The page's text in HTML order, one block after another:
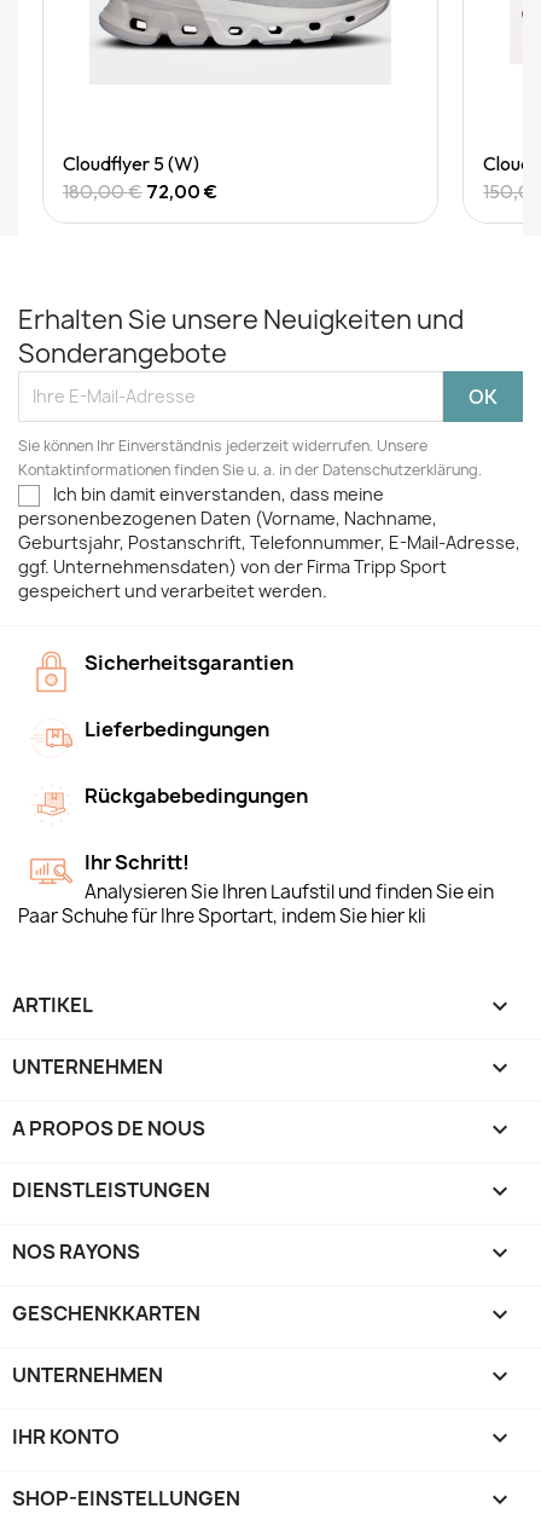
Quick View
Cloudflyer 5 (W)
180,00 € 72,00 €
Erhalten Sie unsere Neuigkeiten und
Sonderangebote
Sie können Ihr Einverständnis jederzeit widerrufen. Unsere
Kontaktinformationen finden Sie u. a. in der Datenschutzerklärung.
Ich bin damit einverstanden, dass meine
personenbezogenen Daten (Vorname, Nachname,
Geburtsjahr, Postanschrift, Telefonnummer, E-Mail-Adresse,
ggf. Unternehmensdaten) von der Firma Tripp Sport
gespeichert und verarbeitet werden.
Sicherheitsgarantien
Lieferbedingungen
Rückgabebedingungen
Ihr Schritt!
Analysieren Sie Ihren Laufstil und finden Sie ein
Paar Schuhe für Ihre Sportart, indem Sie hier kli
ARTIKEL 
UNTERNEHMEN 
A PROPOS DE NOUS 
DIENSTLEISTUNGEN 
NOS RAYONS 
GESCHENKKARTEN 
UNTERNEHMEN 
IHR KONTO 
SHOP-EINSTELLUNGEN keyboard_arrow_down